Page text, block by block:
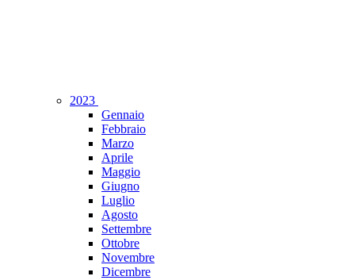
2023
Gennaio
Febbraio
Marzo
Aprile
Maggio
Giugno
Luglio
Agosto
Settembre
Ottobre
Novembre
Dicembre